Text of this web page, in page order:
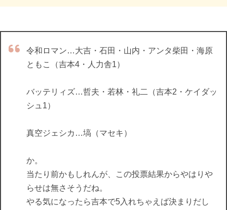
令和ロマン…大吉・石田・山内・アンタ柴田・海原
ともこ（吉本4・人力舎1）
バッテリィズ…哲夫・若林・礼二（吉本2・ケイダッ
シュ1）
真空ジェシカ…塙（マセキ）
か。
当たり前かもしれんが、この投票結果からやはりや
らせは無さそうだね。
やる気になったら吉本で5入れちゃえば決まりだし